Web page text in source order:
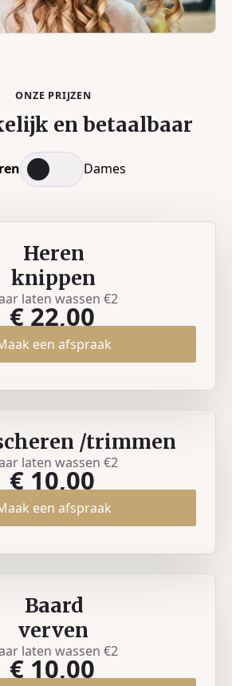
ONZE PRIJZEN
en betaalbaar
Dames
Heren
knippen
laten wassen €2
€ 22,00
een afspraak
/trimmen
laten wassen €2
€ 10,00
een afspraak
Baard
verven
laten wassen €2
€ 10,00